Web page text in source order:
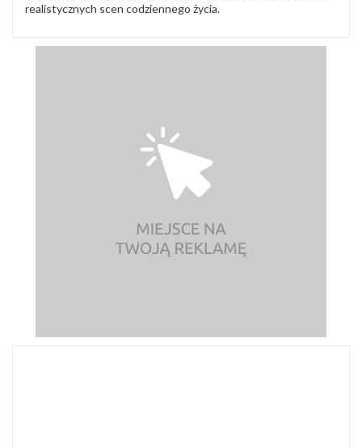
realistycznych scen codziennego życia.